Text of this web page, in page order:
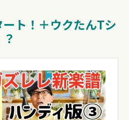
ト！＋ウクたんTシ